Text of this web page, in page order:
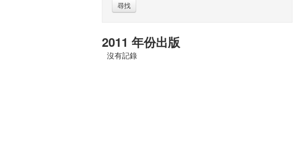
尋找
2011 年份出版
沒有記錄